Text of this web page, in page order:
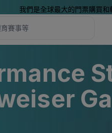
我們是全球最大的門票購買